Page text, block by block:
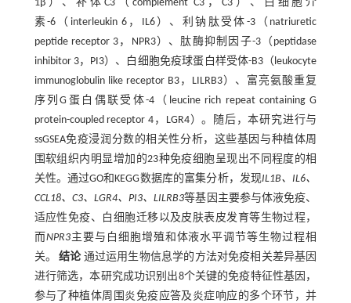
1β）、补体C3（complement C3，C3）、白细胞介
素-6（interleukin 6，IL6）、利钠肽受体-3（natriuretic
peptide receptor 3，NPR3）、肽酶抑制因子-3（peptidase
inhibitor 3，PI3）、白细胞免疫球蛋白样受体-B3（leukocyte
immunoglobulin like receptor B3，LILRB3）、富亮氨酸重复
序列G蛋白偶联受体-4（leucine rich repeat containing G
protein-coupled receptor 4，LGR4）。随后，本研究进行与
ssGSEA免疫浸润分数的相关性分析，这些基因与种植体周
围软组织内明显增加的23种免疫细胞呈现出不同程度的相
关性。通过GO和KEGG数据库的富集分析，发现IL1B、IL6、
CCL18、C3、LGR4、PI3、LILRB3等基因主要参与体液免疫、
适应性免疫、白细胞迁移以及皮肤表皮发育等生物过程，
而NPR3主要与白细胞增殖和体液水平调节等生物过程相
关。结论通过运用生物信息学的方法对免疫相关差异基因
进行筛选，本研究成功识别出8个关键的免疫特征性基因，
参与了种植体周围炎免疫应答及炎症响应的多个环节，并